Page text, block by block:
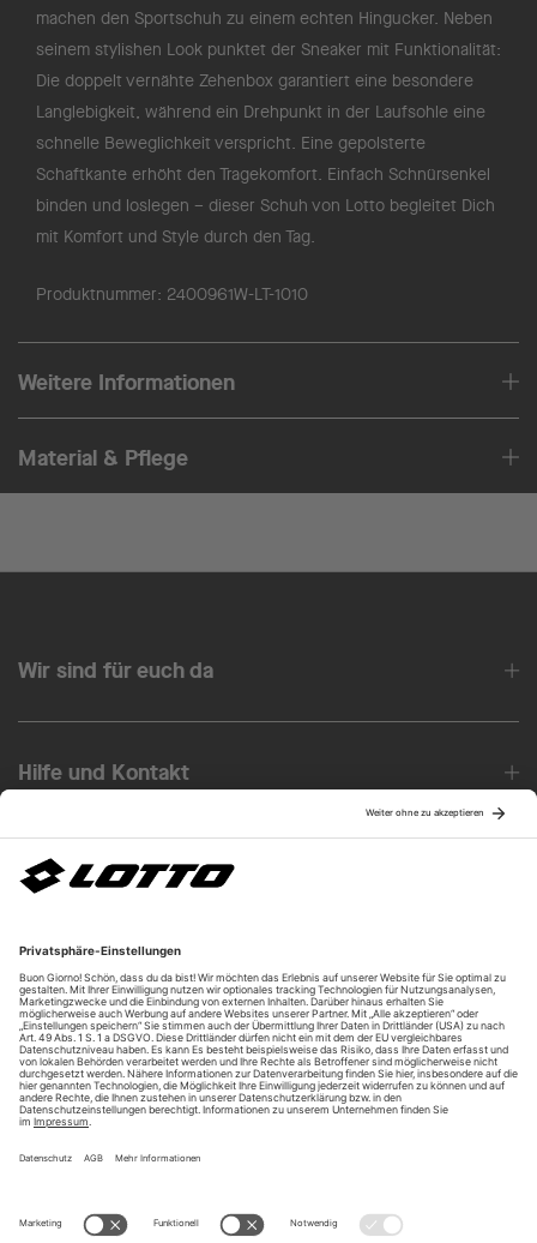
machen den Sportschuh zu einem echten Hingucker. Neben
seinem stylishen Look punktet der Sneaker mit Funktionalität:
Die doppelt vernähte Zehenbox garantiert eine besondere
Langlebigkeit, während ein Drehpunkt in der Laufsohle eine
schnelle Beweglichkeit verspricht. Eine gepolsterte
Schaftkante erhöht den Tragekomfort. Einfach Schnürsenkel
binden und loslegen – dieser Schuh von Lotto begleitet Dich
mit Komfort und Style durch den Tag.
Produktnummer: 2400961W-LT-1010
Weitere Informationen
Material & Pflege
Wir sind für euch da
Hilfe und Kontakt
Über uns
Unsere Vorteile
Unsere Partner